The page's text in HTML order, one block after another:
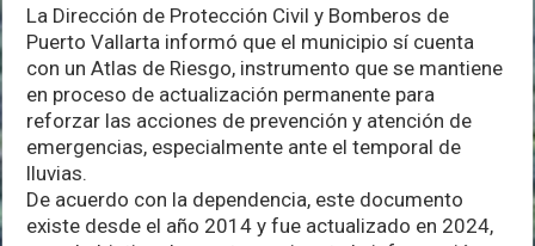
de
Riesgo
y
se
encuentra
en
actualización
permanentemente
La Dirección de Protección Civil y Bomberos de
Puerto Vallarta informó que el municipio sí cuenta
con un Atlas de Riesgo, instrumento que se mantiene
en proceso de actualización permanente para
reforzar las acciones de prevención y atención de
emergencias, especialmente ante el temporal de
lluvias.
De acuerdo con la dependencia, este documento
existe desde el año 2014 y fue actualizado en 2024,